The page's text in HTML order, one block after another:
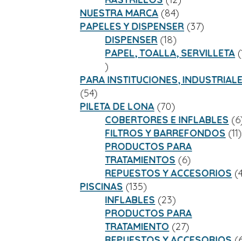
productos
NUESTRA MARCA 8484
productos
PAPELES Y DISPENSER 3737
DISPENSER 1818
productos
PAPEL, TOALLA, SERVILLETA
18
productos
PARA INSTITUCIONES,
5454
productos
PILETA DE LONA 7070
productos
COBERTORES E INFLABLES 6
FILTROS Y BARREFONDOS 1111
PRODUCTOS PARA
TRATAMIENTOS 66
productos
REPUESTOS Y ACCESORIOS
PISCINAS 135135
productos
INFLABLES 2323
productos
PRODUCTOS PARA
TRATAMIENTO 2727